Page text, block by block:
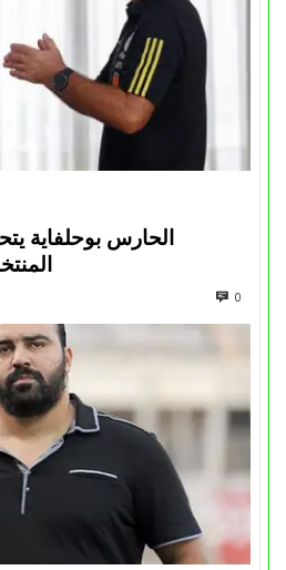
الحارس بوحلفاية
0